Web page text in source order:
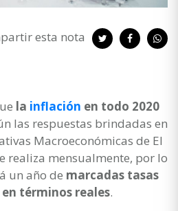
esta nota
la inflación en todo 2020
las respuestas brindadas en
Macroeconómicas de El
realiza mensualmente, por lo
un año de marcadas tasas
términos reales.